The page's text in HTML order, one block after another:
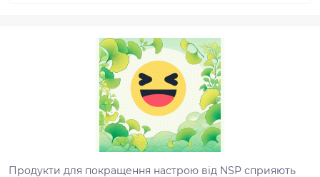
Продукти для покращення настрою від NSP сприяють